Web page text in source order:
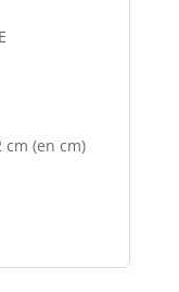
cm (en cm)